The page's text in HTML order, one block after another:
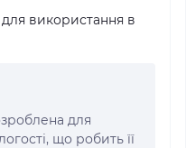
використання в
для
що робить її